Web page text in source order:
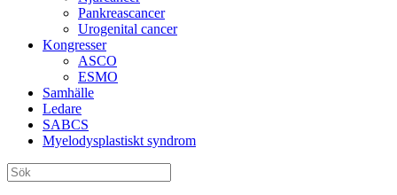
Pankreascancer
Urogenital cancer
Kongresser
ASCO
ESMO
Samhälle
Ledare
SABCS
Myelodysplastiskt syndrom